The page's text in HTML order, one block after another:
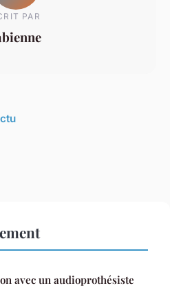
PAR
avec un audioprothésiste